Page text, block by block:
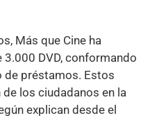
Más que Cine ha
DVD, conformando
de préstamos. Estos
los ciudadanos en la
explican desde el